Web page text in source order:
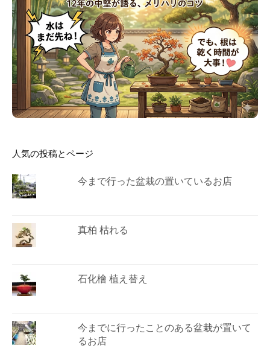
人気の投稿とページ
今まで行った盆栽の置いているお店
真柏 枯れる
石化檜 植え替え
今までに行ったことのある盆栽が置いて
るお店